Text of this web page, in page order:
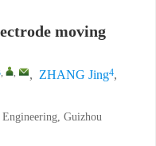
moving
, , , ZHANG Jing4,
Guizhou